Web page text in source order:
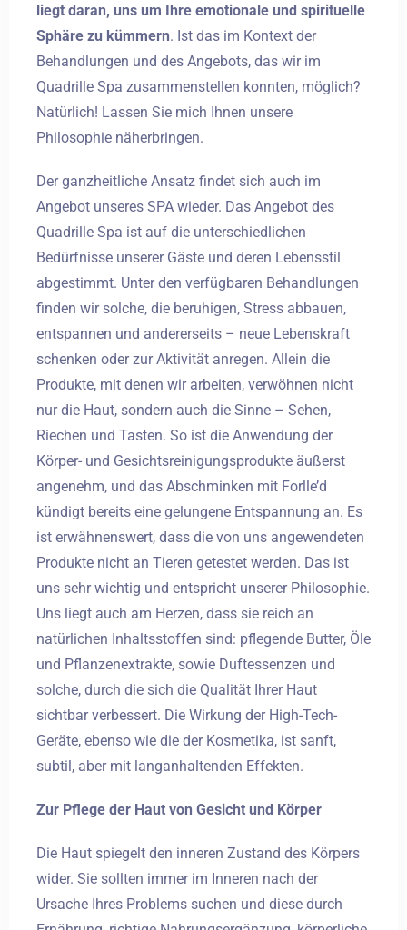
liegt daran, uns um Ihre emotionale und spirituelle
Sphäre zu kümmern. Ist das im Kontext der
Behandlungen und des Angebots, das wir im
Quadrille Spa zusammenstellen konnten, möglich?
Natürlich! Lassen Sie mich Ihnen unsere
Philosophie näherbringen.
Der ganzheitliche Ansatz findet sich auch im
Angebot unseres SPA wieder. Das Angebot des
Quadrille Spa ist auf die unterschiedlichen
Bedürfnisse unserer Gäste und deren Lebensstil
abgestimmt. Unter den verfügbaren Behandlungen
finden wir solche, die beruhigen, Stress abbauen,
entspannen und andererseits – neue Lebenskraft
schenken oder zur Aktivität anregen. Allein die
Produkte, mit denen wir arbeiten, verwöhnen nicht
nur die Haut, sondern auch die Sinne – Sehen,
Riechen und Tasten. So ist die Anwendung der
Körper- und Gesichtsreinigungsprodukte äußerst
angenehm, und das Abschminken mit Forlle’d
kündigt bereits eine gelungene Entspannung an. Es
ist erwähnenswert, dass die von uns angewendeten
Produkte nicht an Tieren getestet werden. Das ist
uns sehr wichtig und entspricht unserer Philosophie.
Uns liegt auch am Herzen, dass sie reich an
natürlichen Inhaltsstoffen sind: pflegende Butter, Öle
und Pflanzenextrakte, sowie Duftessenzen und
solche, durch die sich die Qualität Ihrer Haut
sichtbar verbessert. Die Wirkung der High-Tech-
Geräte, ebenso wie die der Kosmetika, ist sanft,
subtil, aber mit langanhaltenden Effekten.
Zur Pflege der Haut von Gesicht und Körper
Die Haut spiegelt den inneren Zustand des Körpers
wider. Sie sollten immer im Inneren nach der
Ursache Ihres Problems suchen und diese durch